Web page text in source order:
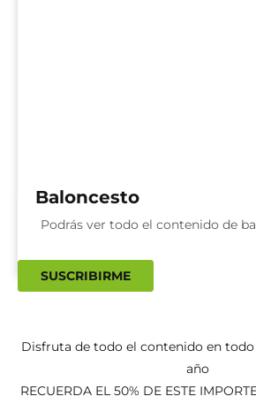
Baloncesto
Podrás ver todo el contenido de
SUSCRIBIRME
Disfruta de todo el contenido en
año
RECUERDA EL 50% DE ESTE